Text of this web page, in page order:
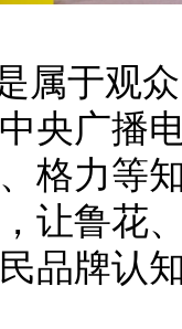
属于观
央广播
格力等
让鲁花
品牌认